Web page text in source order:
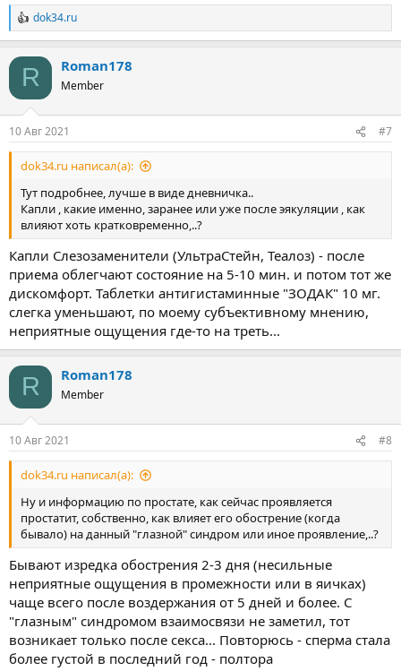
Р
е
и
dok34.ru
R Roman178
Member
10 Авг 2021 #7
dok34.ru написал(а):
Тут подробнее, лучше в виде дневничка..
Капли , какие именно, заранее или уже после эякуляции , как
влияют хоть кратковременно,..?
Капли Слезозаменители (УльтраСтейн, Теалоз) - после
приема облегчают состояние на 5-10 мин. и потом тот же
дискомфорт. Таблетки антигистаминные "ЗОДАК" 10 мг.
слегка уменьшают, по моему субъективному мнению,
неприятные ощущения где-то на треть...
R Roman178
Member
10 Авг 2021 #8
dok34.ru написал(а):
Ну и информацию по простате, как сейчас проявляется
простатит, собственно, как влияет его обострение (когда
бывало) на данный "глазной" синдром или иное проявление,..?
Бывают изредка обострения 2-3 дня (несильные
неприятные ощущения в промежности или в яичках)
чаще всего после воздержания от 5 дней и более. С
"глазным" синдромом взаимосвязи не заметил, тот
возникает только после секса... Повторюсь - сперма стала
более густой в последний год - полтора